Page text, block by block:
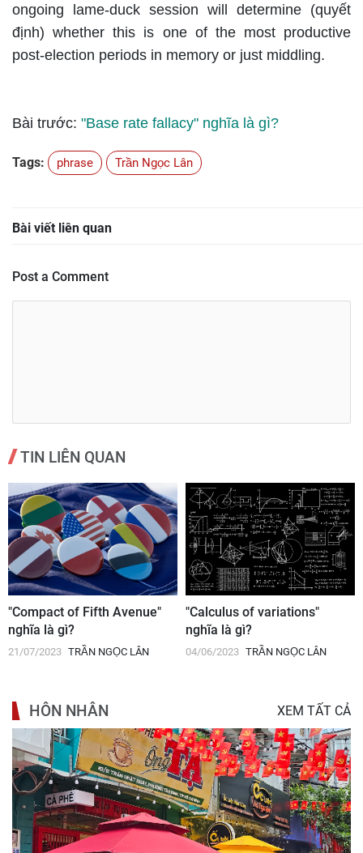
ongoing lame-duck session will determine (quyết
định) whether this is one of the most productive
post-election periods in memory or just middling.
Bài trước: "Base rate fallacy" nghĩa là gì?
Tags: phrase Trần Ngọc Lân
Bài viết liên quan
Post a Comment
TIN LIÊN QUAN
"Compact of Fifth Avenue"
nghĩa là gì?
21/07/2023 TRẦN NGỌC LÂN
"Calculus of variations"
nghĩa là gì?
04/06/2023 TRẦN NGỌC LÂN
HÔN NHÂN XEM TẤT CẢ